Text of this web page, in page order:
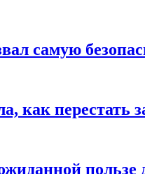
самую
как перестать
пользе